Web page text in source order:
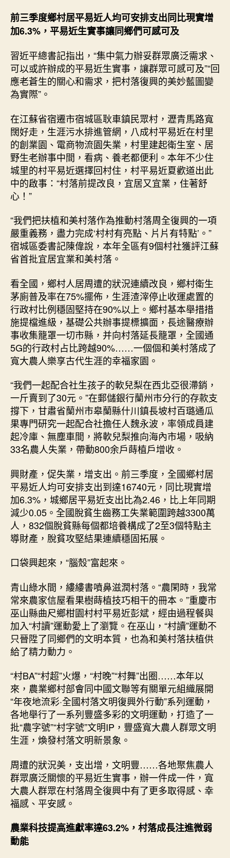
前三季度鄉村居平易近人均可安排支出同比現實增
加6.3%，平易近生實事讓同鄉們可感可及
習近平總書記指出，“集中氣力辦妥群眾廣泛需求、
可以或許辦成的平易近生實事，讓群眾可感可及”“回
應老蒼生的關心和需求，把村落復興的美妙藍圖變
為實際”。
在江蘇省宿遷市宿城區耿車鎮民眾村，瀝青馬路寬
闊好走，生涯污水排進管網，八成村平易近在村里
的創業園、電商物流園失業，村里建起衛生室、居
野生老辦事中間，看病、養老都便利。本年不少住
城里的村平易近選擇回村住，村平易近夏歡道出此
中的啟事：“村落前提改良，宜居又宜業，住著舒
心！”
“我們把扶植和美村落作為推動村落周全復興的一項
嚴重義務，盡力完成‘村村有亮點、片片有特點’。”
宿城區委書記陳偉說，本年全區有9個村社獲評江蘇
省首批宜居宜業和美村落。
看全國，鄉村人居周遭的狀況連續改良，鄉村衛生
茅廁普及率在75%擺佈，生涯渣滓停止收運處置的
行政村比例穩固堅持在90%以上。鄉村基本舉措措
施提檔進級，基礎公共辦事提標擴面，長途醫療辦
事收集籠罩一切市縣，并向村落延長籠罩，全國通
5G的行政村占比跨越90%……一個個和美村落成了
寬大農人樂享古代生涯的幸福家園。
“我們一起配合社生孩子的軟兒梨在西北亞很滯銷，
一斤賣到了30元。”在郵儲銀行蘭州市分行的存款支
撐下，甘肅省蘭州市皋蘭縣什川鎮長坡村百璐通瓜
果專門研究一起配合社擔任人魏永波，率領成員建
起冷庫、無塵車間，將軟兒梨推向海內市場，吸納
33名農人失業，帶動800余戶蒔植戶增收。
興財產，促失業，增支出。前三季度，全國鄉村居
平易近人均可安排支出到達16740元，同比現實增
加6.3%，城鄉居平易近支出比為2.46，比上年同期
減少0.05。全國脫貧生齒務工失業範圍跨越3300萬
人，832個脫貧縣每個都培養構成了2至3個特點主
導財產，脫貧攻堅結果連續穩固拓展。
口袋興起來，“腦殼”富起來。
青山綠水間，縷縷書噴鼻滋潤村落。“農閑時，我常
常來農家信屋看果樹蒔植技巧相干的冊本。”重慶市
巫山縣曲尺鄉柑園村村平易近彭斌，經由過程餐與
加入“村讀”運動愛上了瀏覽。在巫山，“村讀”運動不
只晉陞了同鄉們的文明本質，也為和美村落扶植供
給了精力動力。
“村BA”“村超”火爆，“村晚”“村舞”出圈……本年以
來，農業鄉村部會同中國文聯等有關單元組織展開
“年夜地流彩·全國村落文明復興外行動”系列運動，
各地舉行了一系列豐盛多彩的文明運動，打造了一
批“農字號”“村字號”文明IP，豐盛寬大農人群眾文明
生涯，煥發村落文明新景象。
周遭的狀況美，支出增，文明豐……各地聚焦農人
群眾廣泛關懷的平易近生實事，辦一件成一件，寬
大農人群眾在村落周全復興中有了更多取得感、幸
福感、平安感。
農業科技提高進獻率達63.2%，村落成長注進微弱
動能